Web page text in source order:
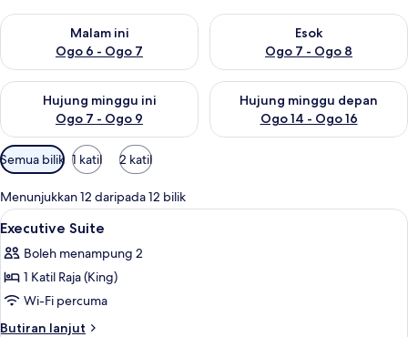
Malam ini
Ogo 6 - Ogo 7
Semak ketersediaan untuk malam ini Ogo 6 - Ogo 7
Esok
Ogo 7 - Ogo 8
Semak ketersediaan untuk
Hujung minggu ini
Ogo 7 - Ogo 9
Semak ketersediaan untuk hujung minggu ini Ogo 7 - Ogo 9
Hujung minggu depan
Ogo 14 - Ogo 16
Semak ketersediaan untuk
Penapis
yang
tersedia
untuk
bilik
Semua bilik 1 katil 2 katil
Menunjukkan 12 daripada 12 bilik
Lihat
semua
foto
untuk
Executive
Suite
Bar mini percuma, peti besi dalam
5
Executive Suite
Boleh menampung 2
1 Katil Raja (King)
Wi-Fi percuma
Butiran lanjut
Butiran